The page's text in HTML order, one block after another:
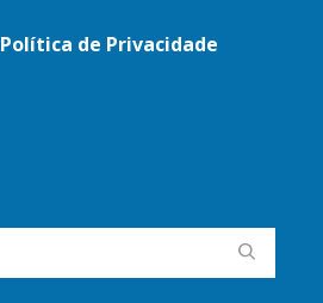
Política de Privacidade